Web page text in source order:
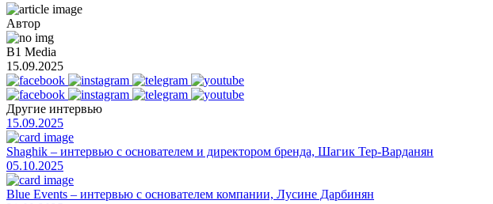
Автор
B1 Media
15.09.2025
Другие интервью
15.09.2025
Shaghik – интервью с основателем и директором бренда, Шагик Тер-Варданян
05.10.2025
Blue Events – интервью с основателем компании, Лусине Дарбинян